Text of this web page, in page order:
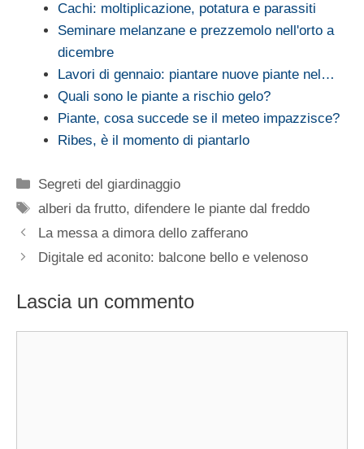
Cachi: moltiplicazione, potatura e parassiti
Seminare melanzane e prezzemolo nell'orto a
dicembre
Lavori di gennaio: piantare nuove piante nel…
Quali sono le piante a rischio gelo?
Piante, cosa succede se il meteo impazzisce?
Ribes, è il momento di piantarlo
Categorie
Segreti del giardinaggio
Tag
alberi da frutto,difendere le piante dal freddo
La messa a dimora dello zafferano
Digitale ed aconito: balcone bello e velenoso
Lascia un commento